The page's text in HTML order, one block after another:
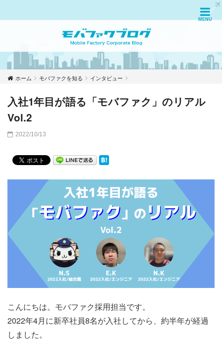
ホーム モバファクを知る インタビュー
入社1年目が語る「モバファク」のリアル
Vol.2
2022/10/13
こんにちは。モバファク採用担当です。
2022年4月に新卒社員8名が入社してから、約半年が経過
しました。